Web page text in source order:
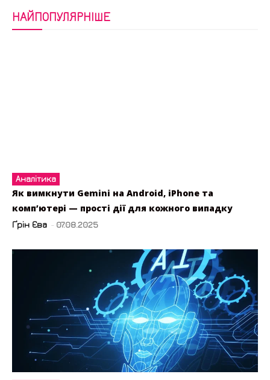
НАЙПОПУЛЯРНІШЕ
Аналітика
Як вимкнути Gemini на Android, iPhone та
комп’ютері — прості дії для кожного випадку
Ґрін Єва - 07.08.2025